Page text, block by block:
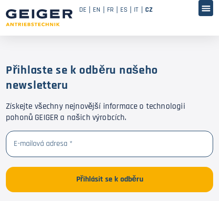
DE EN FR ES IT CZ
Přihlaste se k odběru našeho
newsletteru
Získejte všechny nejnovější informace o technologii
pohonů GEIGER a našich výrobcích.